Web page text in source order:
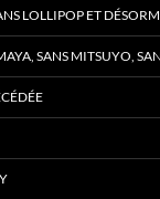
LOLLIPOP ET
SANS MITSUYO,